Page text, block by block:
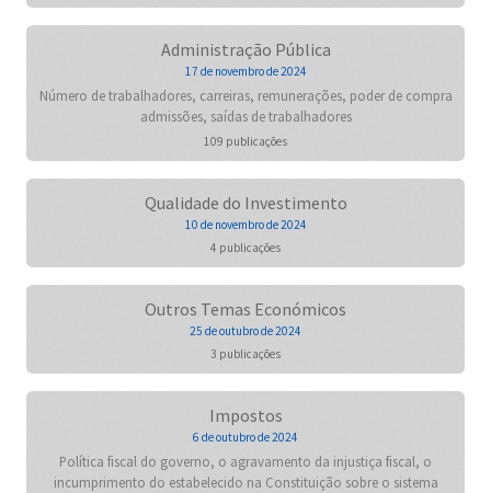
Administração Pública
17 de novembro de 2024
Número de trabalhadores, carreiras, remunerações, poder de compra
admissões, saídas de trabalhadores
109 publicações
Qualidade do Investimento
10 de novembro de 2024
4 publicações
Outros Temas Económicos
25 de outubro de 2024
3 publicações
Impostos
6 de outubro de 2024
Política fiscal do governo, o agravamento da injustiça fiscal, o
incumprimento do estabelecido na Constituição sobre o sistema